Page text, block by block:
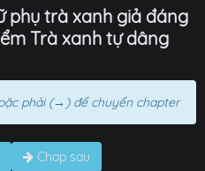
phụ trà xanh giả đáng
Trà xanh tự dâng
phải (→) để chuyển chapter
Chap sau